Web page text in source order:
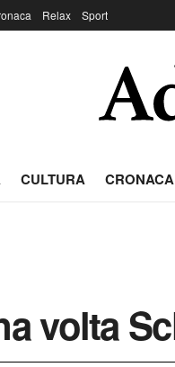
Relax Sport
CULTURA CRONACA
volta